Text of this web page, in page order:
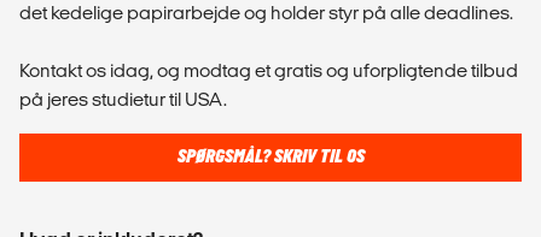
det kedelige papirarbejde og holder styr på alle deadlines.
Kontakt os idag, og modtag et gratis og uforpligtende tilbud
på jeres studietur til USA.
SPØRGSMÅL? SKRIV TIL OS